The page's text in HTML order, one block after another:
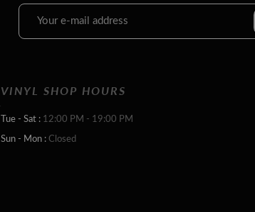
VINYL SHOP HOURS
Tue - Sat : 12:00 PM - 19:00 PM
Sun - Mon : Closed